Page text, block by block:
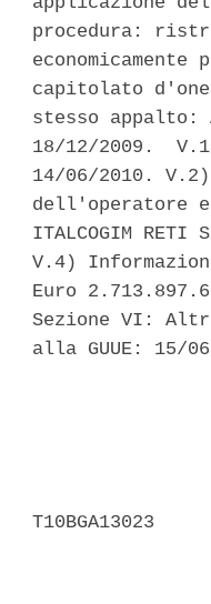
procedura:
capitolato
stesso appalto:
18/12/2009.
14/06/2010.
dell'operatore
ITALCOGIM
V.4)
Euro
Sezione VI:
alla GUUE: 15/